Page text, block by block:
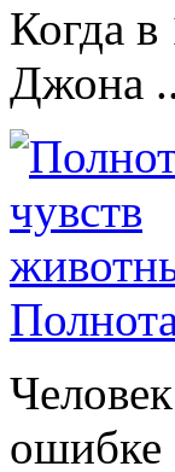
Когда в
Джона
ошибке